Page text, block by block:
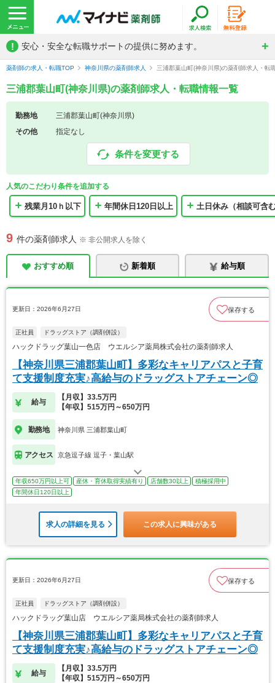
! 安心・安全な転職サポートの提供に努めます。
薬剤師の求人・転職TOP 神奈川県の薬剤師求人 三浦郡葉山町(神奈川県)の薬剤師求人・転
三浦郡葉山町(神奈川県)の薬剤師求人・転職情報一覧
勤務地
三浦郡葉山町(神奈川県)
その他
指定なし
条件を変更する
人気のこだわり条件を追加する
残業月10ｈ以下 年間休日120日以上 土日休み（相談可含
9 件の薬剤師求人 ※ 非公開求人を除く
おすすめ順 新着順 給与順
更新日：2026年6月27日 保存する
正社員 ドラッグストア（調剤併設）
ハックドラッグ葉山一色店 ウエルシア薬局株式会社の薬剤師求人
【神奈川県三浦郡葉山町】多彩なキャリアパスと子育
て支援制度充実♪高給与のドラッグストアチェーン◎
給与
【月収】33.5万円
【年収】515万円～650万円
勤務地 神奈川県 三浦郡葉山町
アクセス 京急逗子線 逗子・葉山駅
年収650万円以上可 産休・育休取得実績有り 店舗数30以上
積極採用中
年間休日120日以上
求人の詳細を見る この求人に興味がある
更新日：2026年6月27日 保存する
正社員 ドラッグストア（調剤併設）
ハックドラッグ葉山店 ウエルシア薬局株式会社の薬剤師求人
【神奈川県三浦郡葉山町】多彩なキャリアパスと子育
て支援制度充実♪高給与のドラッグストアチェーン◎
給与
【月収】33.5万円
【年収】515万円～650万円